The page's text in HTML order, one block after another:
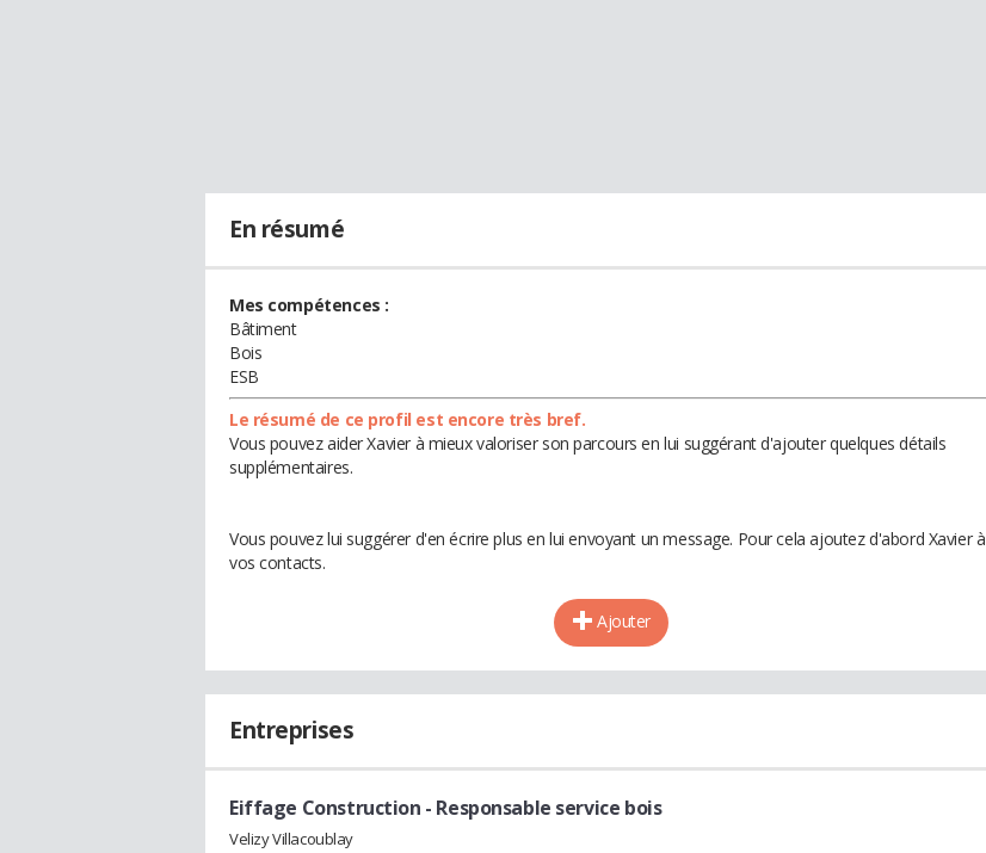
En résumé
Mes compétences :
Bâtiment
Bois
ESB
Le résumé de ce profil est encore très bref.
Vous pouvez aider Xavier à mieux valoriser son parcours en lui suggérant d'ajouter quelques détails
supplémentaires.
Vous pouvez lui suggérer d'en écrire plus en lui envoyant un message. Pour cela ajoutez d'abord Xavier à
vos contacts.
Ajouter
Entreprises
Eiffage Construction - Responsable service bois
Velizy Villacoublay